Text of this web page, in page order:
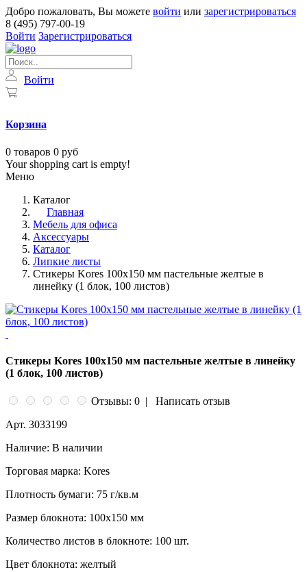
Добро пожаловать, Вы можете войти или зарегистрироваться
8 (495) 797-00-19
Войти Зарегистрироваться
Войти
Корзина
0 товаров 0 руб
Your shopping cart is empty!
Меню
Каталог
Главная
Мебель для офиса
Аксессуары
Каталог
Липкие листы
Стикеры Kores 100x150 мм пастельные желтые в
линейку (1 блок, 100 листов)
Стикеры Kores 100x150 мм пастельные желтые в линейку
(1 блок, 100 листов)
Отзывы: 0 |
Написать отзыв
Арт. 3033199
Наличие: В наличии
Торговая марка: Kores
Плотность бумаги: 75 г/кв.м
Размер блокнота: 100х150 мм
Количество листов в блокноте: 100 шт.
Цвет блокнота: желтый